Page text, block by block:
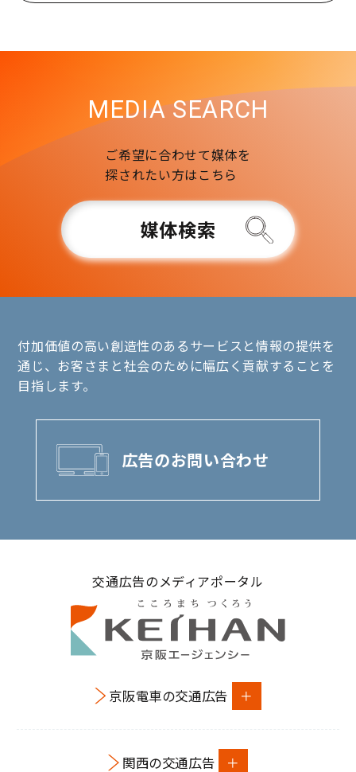
MEDIA SEARCH
ご希望に合わせて媒体を
探されたい方はこちら
媒体検索
付加価値の高い創造性のあるサービスと情報の提供を
通じ、お客さまと社会のために幅広く貢献することを
目指します。
広告のお問い合わせ
交通広告のメディアポータル
京阪電車の交通広告
関西の交通広告